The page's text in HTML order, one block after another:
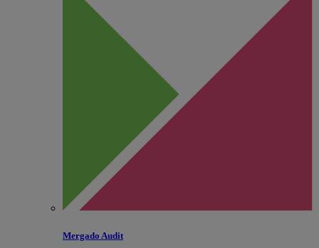
Mergado Audit